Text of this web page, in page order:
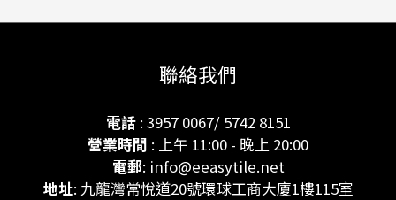
聯絡我們
電話: 3957 0067/ 5742 8151
營業時間 : 上午 11:00 - 晚上 20:00
電郵: info@eeasytile.net
地址: 九龍灣常悅道20號環球工商大廈1樓115室